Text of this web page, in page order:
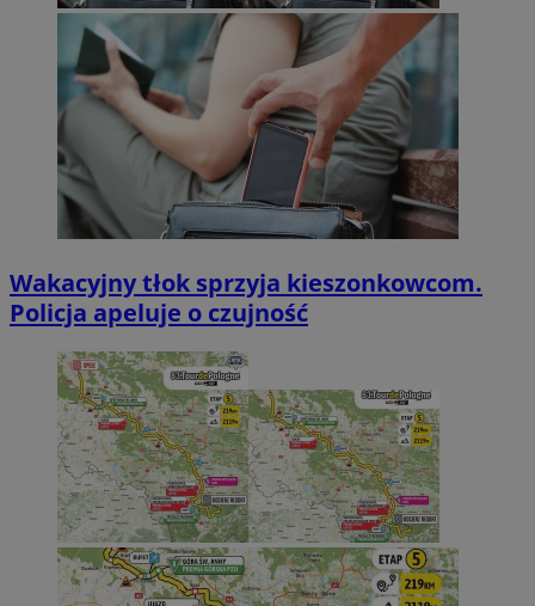
Wakacyjny tłok sprzyja kieszonkowcom.
Policja apeluje o czujność